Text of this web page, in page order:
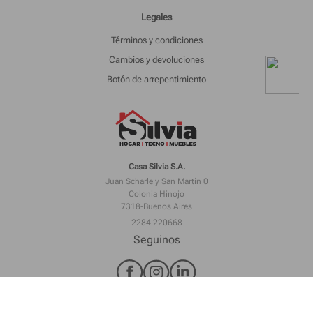
Legales
Términos y condiciones
Cambios y devoluciones
Botón de arrepentimiento
Casa Silvia S.A.
Juan Scharle y San Martín 0
Colonia Hinojo
7318-Buenos Aires
2284 220668
Seguinos